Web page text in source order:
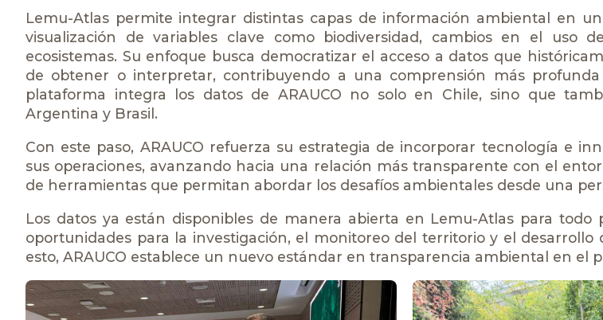
Lemu-Atlas permite integrar distintas capas de información ambiental en
visualización de variables clave como biodiversidad, cambios en el uso
ecosistemas. Su enfoque busca democratizar el acceso a datos que
de obtener o interpretar, contribuyendo a una comprensión más
plataforma integra los datos de ARAUCO no solo en Chile, sino que
Argentina y Brasil.
Con este paso, ARAUCO refuerza su estrategia de incorporar tecnología e
sus operaciones, avanzando hacia una relación más transparente con el
de herramientas que permitan abordar los desafíos ambientales desde una
Los datos ya están disponibles de manera abierta en Lemu-Atlas para todo
oportunidades para la investigación, el monitoreo del territorio y el desarrollo
esto, ARAUCO establece un nuevo estándar en transparencia ambiental en el